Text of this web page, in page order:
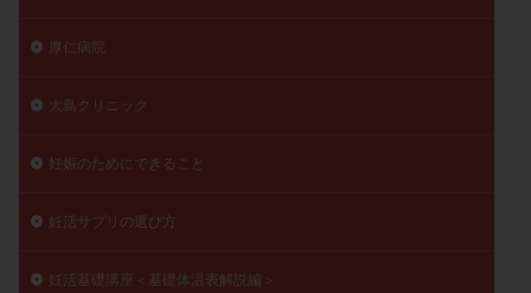
厚仁病院
大島クリニック
妊娠のためにできること
妊活サプリの選び方
妊活基礎講座＜基礎体温表解説編＞